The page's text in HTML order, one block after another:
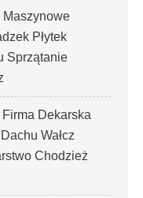
Maszynowe
Płytek
Sprzątanie
Dekarska
Wałcz
Chodzież